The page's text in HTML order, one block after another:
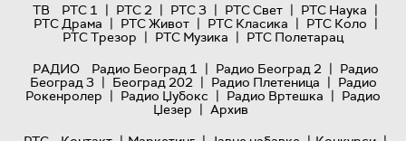
ТВ
РТС 1 | РТС 2 | РТС 3 | РТС Свет | РТС Наука |
РТС Драма | РТС Живот | РТС Класика | РТС Коло |
РТС Трезор | РТС Музика | РТС Полетарац
РАДИО
Радио Београд 1 | Радио Београд 2 | Радио
Београд 3 | Београд 202 | Радио Плетеница | Радио
Рокенролер | Радио Џубокс | Радио Вртешка | Радио
Џезер | Архив